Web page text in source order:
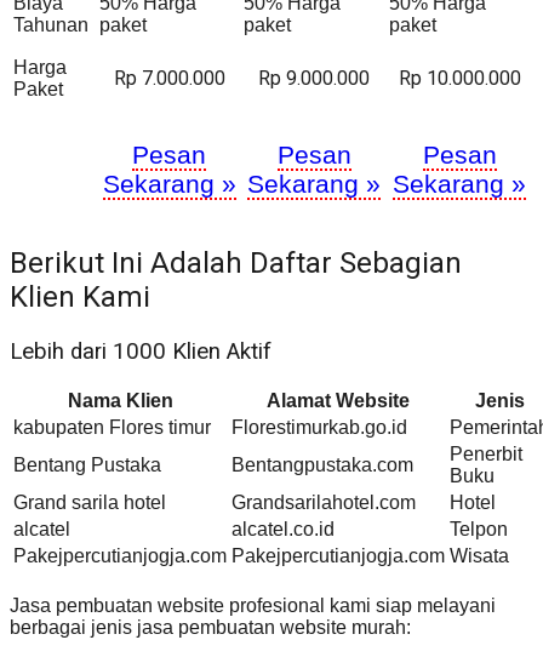
Tahunan
paket
paket
paket
Harga
Paket
Rp 7.000.000 Rp 9.000.000 Rp 10.000.000
Pesan
Sekarang »
Pesan
Sekarang »
Pesan
Sekarang »
Berikut Ini Adalah Daftar Sebagian
Klien Kami
Lebih dari 1000 Klien Aktif
Nama Klien Alamat Website
Jenis
kabupaten Flores timur
Florestimurkab.go.id
Bentang Pustaka
Bentangpustaka.com
Penerbit
Buku
Grand sarila hotel
Grandsarilahotel.com
Hotel
alcatel
alcatel.co.id
Telpon
Pakejpercutianjogja.com Pakejpercutianjogja.com Wisata
Jasa pembuatan website profesional kami siap melayani
berbagai jenis jasa pembuatan website murah: